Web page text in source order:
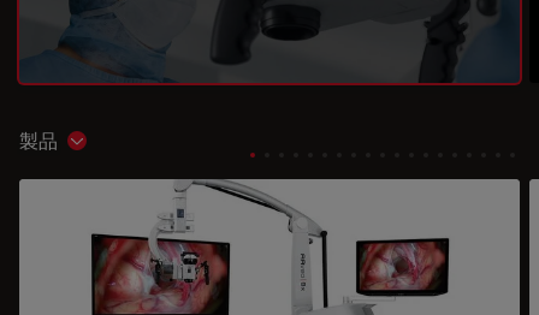
製品 Show subnavigation